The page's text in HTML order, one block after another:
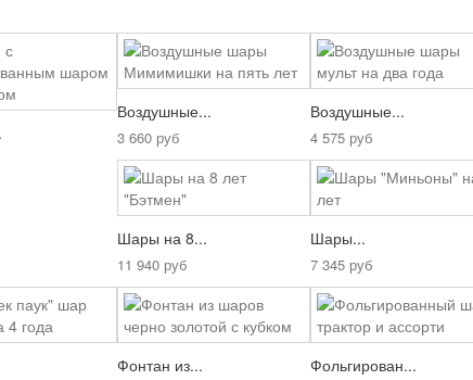
Воздушные...
3 660 руб
Воздушные...
4 575 руб
Шары на 8...
11 940 руб
Шары...
7 345 руб
Фонтан из... Фольгирован...